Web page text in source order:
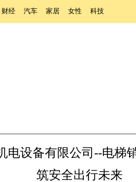
财经 汽车 家居 女性 科技
电设备有限公司--电梯
筑安全出行未来